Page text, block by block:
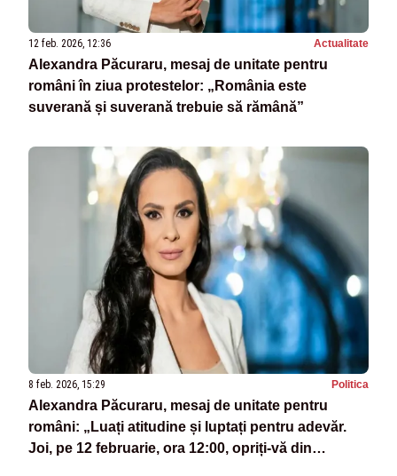
12 feb. 2026, 12:36 Actualitate
Alexandra Păcuraru, mesaj de unitate pentru
români în ziua protestelor: „România este
suverană și suverană trebuie să rămână”
8 feb. 2026, 15:29 Politica
Alexandra Păcuraru, mesaj de unitate pentru
români: „Luați atitudine și luptați pentru adevăr.
Joi, pe 12 februarie, ora 12:00, opriți-vă din